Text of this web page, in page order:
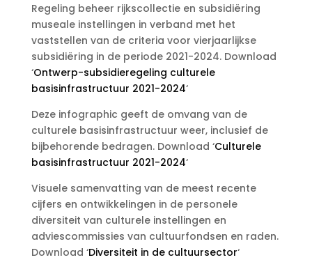
Regeling beheer rijkscollectie en subsidiëring
museale instellingen in verband met het
vaststellen van de criteria voor vierjaarlijkse
subsidiëring in de periode 2021-2024. Download
‘Ontwerp-subsidieregeling culturele
basisinfrastructuur 2021-2024‘
Deze infographic geeft de omvang van de
culturele basisinfrastructuur weer, inclusief de
bijbehorende bedragen. Download ‘Culturele
basisinfrastructuur 2021-2024‘
Visuele samenvatting van de meest recente
cijfers en ontwikkelingen in de personele
diversiteit van culturele instellingen en
adviescommissies van cultuurfondsen en raden.
Download ‘Diversiteit in de cultuursector‘